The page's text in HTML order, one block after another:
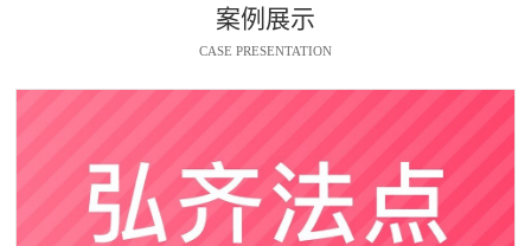
案例展示
CASE PRESENTATION